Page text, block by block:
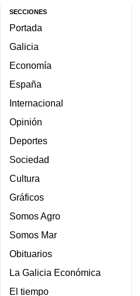
SECCIONES
Portada
Galicia
Economía
España
Internacional
Opinión
Deportes
Sociedad
Cultura
Gráficos
Somos Agro
Somos Mar
Obituarios
La Galicia Económica
El tiempo